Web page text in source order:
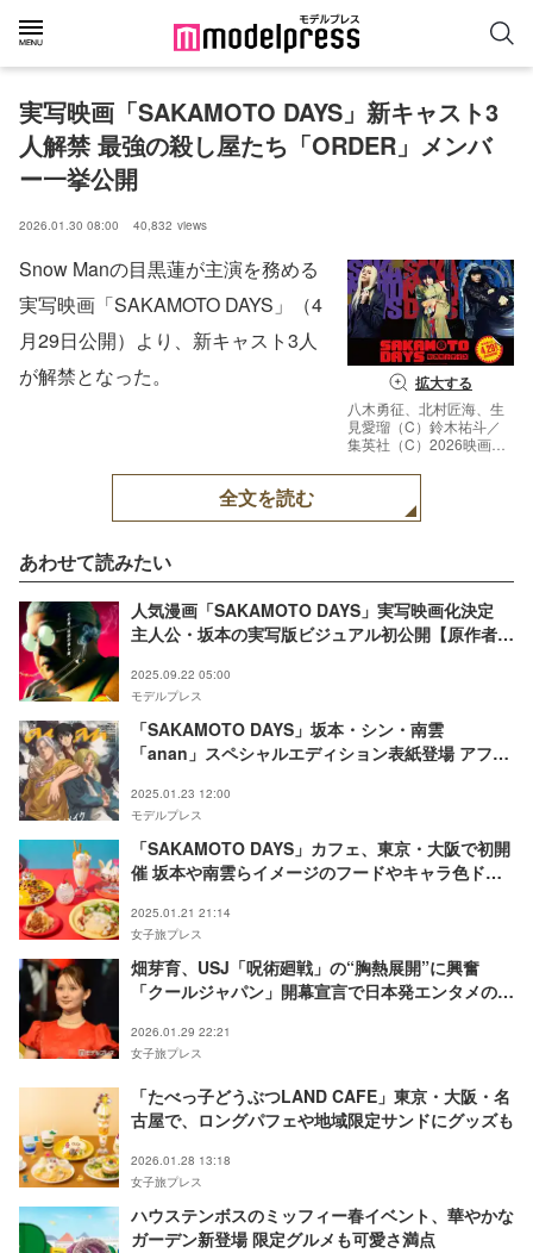
実写映画「SAKAMOTO DAYS」新キャスト3
人解禁 最強の殺し屋たち「ORDER」メンバ
ー一挙公開
2026.01.30 08:00 40,832 views
拡大する
八木勇征、北村匠海、生
見愛瑠（C）鈴木祐斗／
集英社（C）2026映画
作委員会
Snow Manの目黒蓮が主演を務める
実写映画「SAKAMOTO DAYS」（4
月29日公開）より、新キャスト3人
が解禁となった。
全文を読む
あわせて読みたい
人気漫画「SAKAMOTO DAYS」実写映画化決定
主人公・坂本の実写版ビジュアル初公開【原作者コ
2025.09.22 05:00
モデルプレス
「SAKAMOTO DAYS」坂本・シン・南雲
「anan」スペシャルエディション表紙登場 アフレ
2025.01.23 12:00
モデルプレス
「SAKAMOTO DAYS」カフェ、東京・大阪で初開
催 坂本や南雲らイメージのフードやキャラ色ドリ
2025.01.21 21:14
女子旅プレス
畑芽育、USJ「呪術廻戦」の“胸熱展開”に興奮
「クールジャパン」開幕宣言で日本発エンタメの魅
2026.01.29 22:21
女子旅プレス
「たべっ子どうぶつLAND CAFE」東京・大阪・名
古屋で、ロングパフェや地域限定サンドにグッズも
2026.01.28 13:18
女子旅プレス
ハウステンボスのミッフィー春イベント、華やかな
ガーデン新登場 限定グルメも可愛さ満点